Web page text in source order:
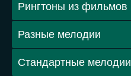
Рингтоны из фильмов
Разные мелодии
Стандартные мелодии